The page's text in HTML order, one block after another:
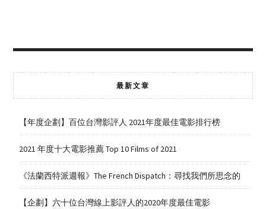
最新文章
【年度企劃】百位台灣影評人 2021年度最佳電影排行榜
2021 年度十大電影推薦 Top 10 Films of 2021
《法蘭西特派週報》The French Dispatch：尋找我們所思念的
【企劃】六十位台灣線上影評人的2020年度最佳電影